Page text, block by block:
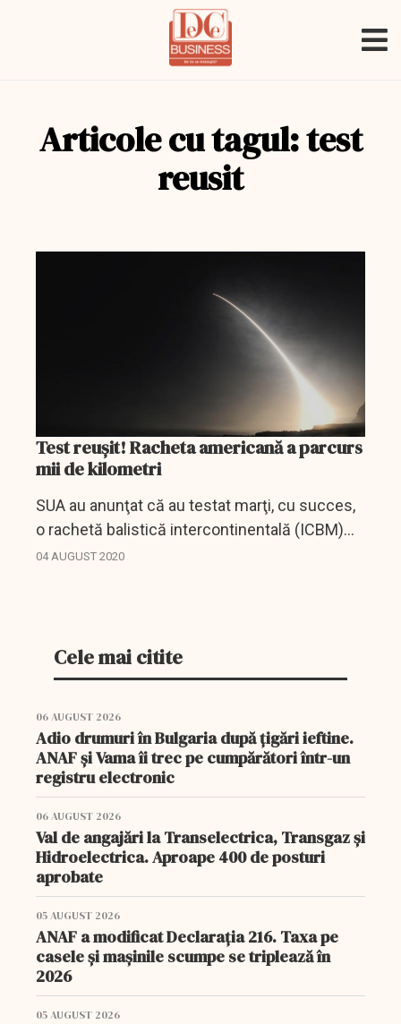
Articole cu tagul: test
reusit
Test reușit! Racheta americană a parcurs
mii de kilometri
SUA au anunţat că au testat marţi, cu succes,
o rachetă balistică intercontinentală (ICBM)
Minuteman III, echipată cu trei focoase, a
04 AUGUST 2020
Cele mai citite
06 AUGUST 2026
Adio drumuri în Bulgaria după țigări ieftine.
ANAF și Vama îi trec pe cumpărători într-un
registru electronic
06 AUGUST 2026
Val de angajări la Transelectrica, Transgaz și
Hidroelectrica. Aproape 400 de posturi
aprobate
05 AUGUST 2026
ANAF a modificat Declarația 216. Taxa pe
casele și mașinile scumpe se triplează în
2026
05 AUGUST 2026